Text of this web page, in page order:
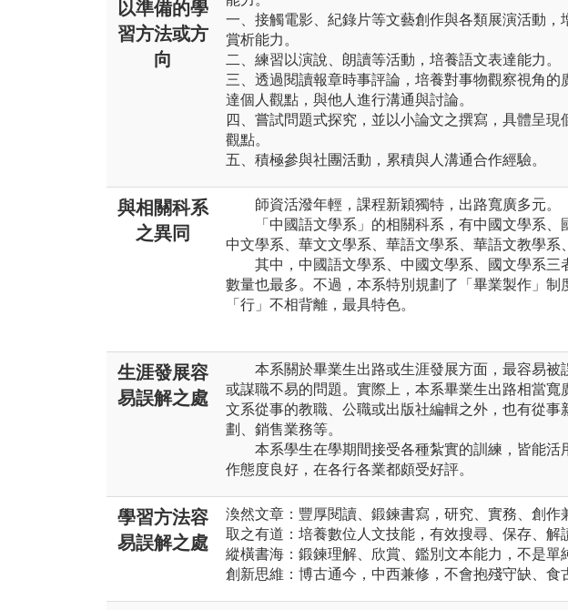
以準備的學
習方法或方
向
一、接觸電影、紀錄片等文藝創作與各類展演活動，
賞析能力。
二、練習以演說、朗讀等活動，培養語文表達能力。
三、透過閱讀報章時事評論，培養對事物觀察視角的
達個人觀點，與他人進行溝通與討論。
四、嘗試問題式探究，並以小論文之撰寫，具體呈現
觀點。
五、積極參與社團活動，累積與人溝通合作經驗。
與相關科系
之異同
師資活潑年輕，課程新穎獨特，出路寬廣多元。
「中國語文學系」的相關科系，有中國文學系、
中文學系、華文文學系、華語文學系、華語文教學系
其中，中國語文學系、中國文學系、國文學系三
數量也最多。不過，本系特別規劃了「畢業製作」制
「行」不相背離，最具特色。
生涯發展容
易誤解之處
本系關於畢業生出路或生涯發展方面，最容易被
或謀職不易的問題。實際上，本系畢業生出路相當寬
文系從事的教職、公職或出版社編輯之外，也有從事
劃、銷售業務等。
本系學生在學期間接受各種紮實的訓練，皆能活
作態度良好，在各行各業都頗受好評。
學習方法容
易誤解之處
渙然文章：豐厚閱讀、鍛鍊書寫，研究、實務、創作
取之有道：培養數位人文技能，有效搜尋、保存、解
縱橫書海：鍛鍊理解、欣賞、鑑別文本能力，不是單
創新思維：博古通今，中西兼修，不會抱殘守缺、食